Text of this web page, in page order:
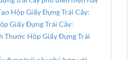
Hộp Giấy Đựng Trái Cây:
Giấy Đựng Trái Cây:
Thước Hộp Giấy Đựng Trái